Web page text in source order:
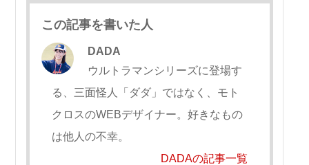
この記事を書いた人
DADA
ウルトラマンシリーズに登場す
る、三面怪人「ダダ」ではなく、モト
クロスのWEBデザイナー。好きなもの
は他人の不幸。
DADAの記事一覧